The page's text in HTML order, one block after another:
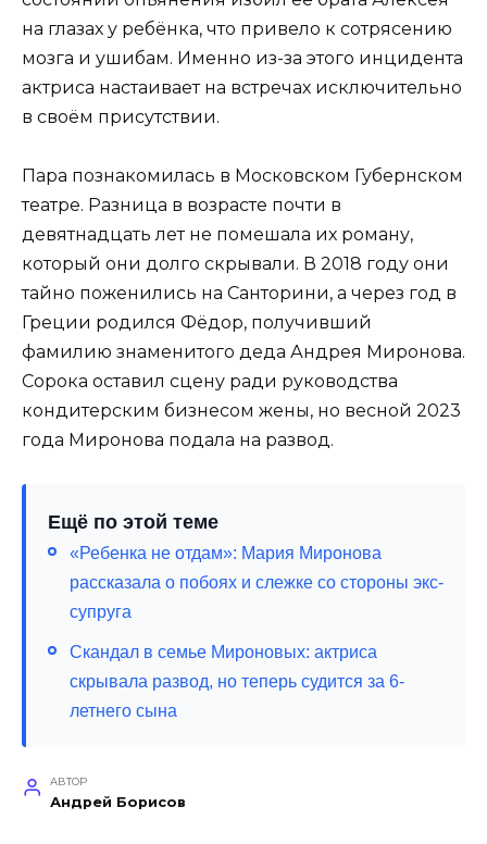
на глазах у ребёнка, что привело к сотрясению
мозга и ушибам. Именно из-за этого инцидента
актриса настаивает на встречах исключительно
в своём присутствии.
Пара познакомилась в Московском Губернском
театре. Разница в возрасте почти в
девятнадцать лет не помешала их роману,
который они долго скрывали. В 2018 году они
тайно поженились на Санторини, а через год в
Греции родился Фёдор, получивший
фамилию знаменитого деда Андрея Миронова.
Сорока оставил сцену ради руководства
кондитерским бизнесом жены, но весной 2023
года Миронова подала на развод.
Ещё по этой теме
«Ребенка не отдам»: Мария Миронова
рассказала о побоях и слежке со стороны экс-
супруга
Скандал в семье Мироновых: актриса
скрывала развод, но теперь судится за 6-
летнего сына
АВТОР
Андрей Борисов